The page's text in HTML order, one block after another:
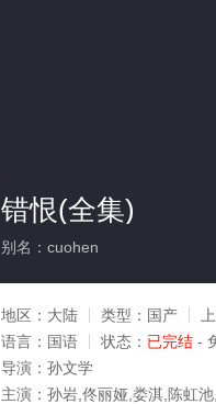
错恨(全集)
别名：cuohen
地区： 大陆 类型： 国产
语言： 国语 状态： 已完结 -
导演： 孙文学
主演： 孙岩,佟丽娅,娄淇,陈虹